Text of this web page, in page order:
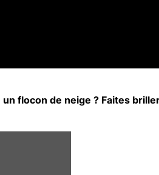
flocon de neige ? Faites